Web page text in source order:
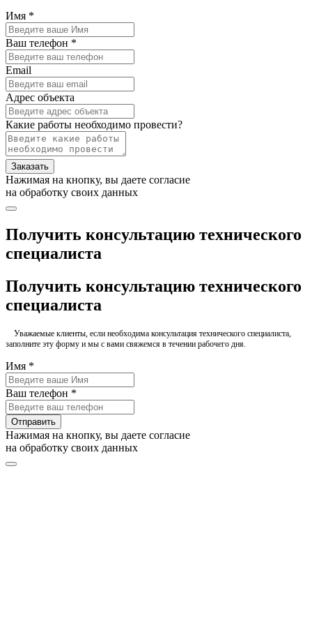
Имя *
Ваш телефон *
Email
Адрес объекта
Какие работы необходимо провести?
Заказать
Нажимая на кнопку, вы даете согласие
на обработку своих данных
Получить консультацию технического
специалиста
Получить консультацию технического
специалиста
Уважаемые клиенты, если необходима консультация технического специалиста,
заполните эту форму и мы с вами свяжемся в течении рабочего дня.
Имя *
Ваш телефон *
Отправить
Нажимая на кнопку, вы даете согласие
на обработку своих данных